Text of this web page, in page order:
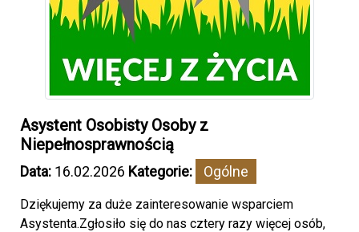
Asystent Osobisty Osoby z
Niepełnosprawnością
Data: 16.02.2026 Kategorie: Ogólne
Dziękujemy za duże zainteresowanie wsparciem
Asystenta.Zgłosiło się do nas cztery razy więcej osób,